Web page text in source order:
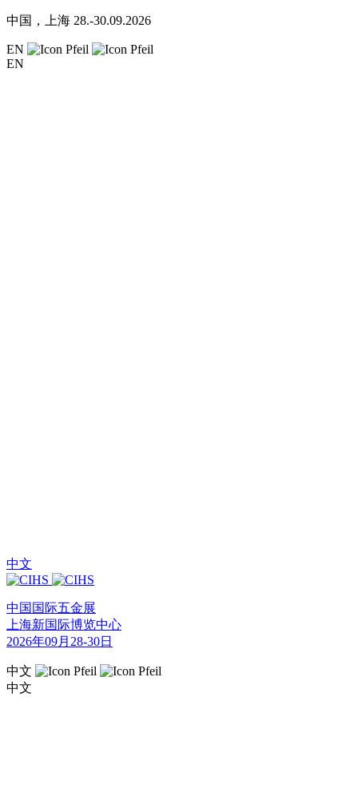
中国，上海 28.-30.09.2026
EN
EN
中文
中国国际五金展
上海新国际博览中心
2026年09月28-30日
中文
中文